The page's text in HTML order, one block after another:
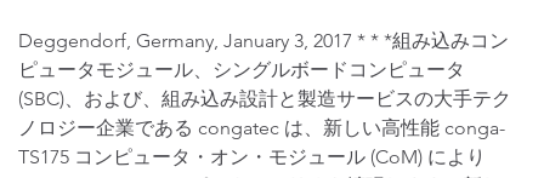
Deggendorf, Germany, January 3, 2017 * * *組み込みコン
ピュータモジュール、シングルボードコンピュータ
(SBC)、および、組み込み設計と製造サービスの大手テク
ノロジー企業である congatec は、新しい高性能 conga-
TS175 コンピュータ・オン・モジュール (CoM) により